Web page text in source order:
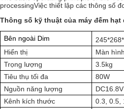
processingViệc thiết lập các thông số
Thông số kỹ thuật của máy đếm hạt
Bên ngoài Dim
Hiển thị
Màn
Trọng lượng
3.5kg
Tiêu thụ tối đa
80W
Nguồn năng lượng
Kênh kích thước
0.3, 0.5,